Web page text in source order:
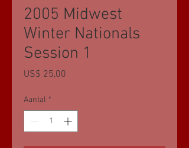
2005 Midwest
Winter Nationals
Session 1
US$ 25,00
Aantal *